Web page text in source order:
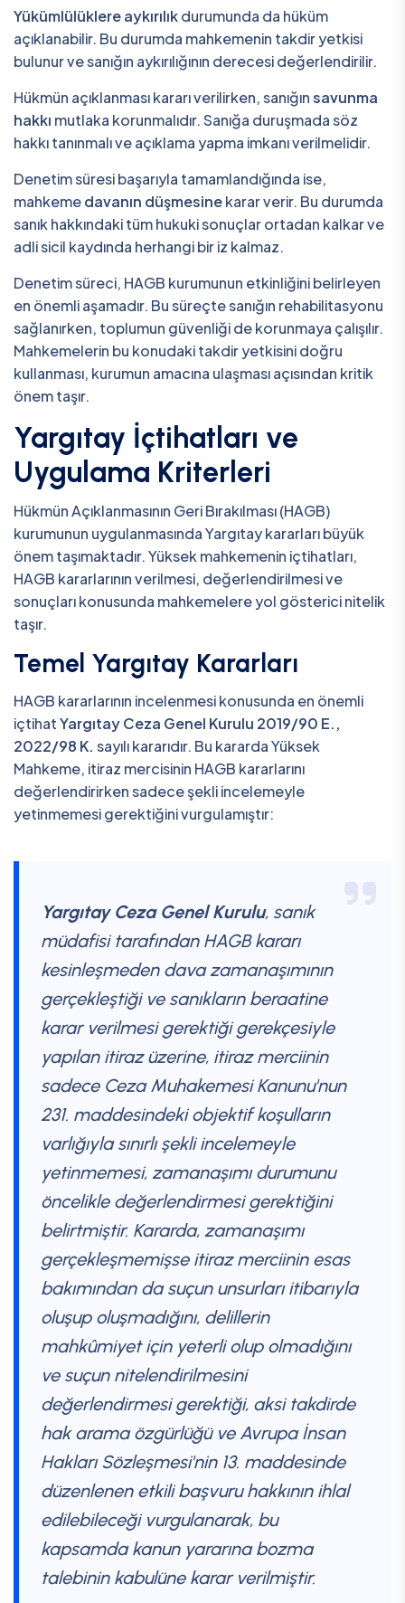
Yükümlülüklere aykırılıkdurumunda da hüküm
açıklanabilir. Bu durumda mahkemenin takdir yetkisi
bulunur ve sanığın aykırılığının derecesi değerlendirilir.
Hükmün açıklanması kararı verilirken, sanığınsavunma
hakkı mutlaka korunmalıdır. Sanığa duruşmada söz
hakkı tanınmalı ve açıklama yapma imkanı verilmelidir.
Denetim süresi başarıyla tamamlandığında ise,
mahkemedavanın düşmesinekarar verir. Bu durumda
sanık hakkındaki tüm hukuki sonuçlar ortadan kalkar ve
adli sicil kaydında herhangi bir iz kalmaz.
Denetim süreci, HAGB kurumunun etkinliğini belirleyen
en önemli aşamadır. Bu süreçte sanığın rehabilitasyonu
sağlanırken, toplumun güvenliği de korunmaya çalışılır.
Mahkemelerin bu konudaki takdir yetkisini doğru
kullanması, kurumun amacına ulaşması açısından kritik
önem taşır.
Yargıtay İçtihatları ve
Uygulama Kriterleri
Hükmün Açıklanmasının Geri Bırakılması (HAGB)
kurumunun uygulanmasında Yargıtay kararları büyük
önem taşımaktadır. Yüksek mahkemenin içtihatları,
HAGB kararlarının verilmesi, değerlendirilmesi ve
sonuçları konusunda mahkemelere yol gösterici nitelik
taşır.
Temel Yargıtay Kararları
HAGB kararlarının incelenmesi konusunda en önemli
içtihatYargıtay Ceza Genel Kurulu 2019/90 E.,
2022/98 K. sayılı kararıdır. Bu kararda Yüksek
Mahkeme, itiraz mercisinin HAGB kararlarını
değerlendirirken sadece şekli incelemeyle
yetinmemesi gerektiğini vurgulamıştır:
Yargıtay Ceza Genel Kurulu, sanık
müdafisi tarafından HAGB kararı
kesinleşmeden dava zamanaşımının
gerçekleştiği ve sanıkların beraatine
karar verilmesi gerektiği gerekçesiyle
yapılan itiraz üzerine, itiraz merciinin
sadece Ceza Muhakemesi Kanunu'nun
231. maddesindeki objektif koşulların
varlığıyla sınırlı şekli incelemeyle
yetinmemesi, zamanaşımı durumunu
öncelikle değerlendirmesi gerektiğini
belirtmiştir. Kararda, zamanaşımı
gerçekleşmemişse itiraz merciinin esas
bakımından da suçun unsurları itibarıyla
oluşup oluşmadığını, delillerin
mahkûmiyet için yeterli olup olmadığını
ve suçun nitelendirilmesini
değerlendirmesi gerektiği, aksi takdirde
hak arama özgürlüğü ve Avrupa İnsan
Hakları Sözleşmesi'nin 13. maddesinde
düzenlenen etkili başvuru hakkının ihlal
edilebileceği vurgulanarak, bu
kapsamda kanun yararına bozma
talebinin kabulüne karar verilmiştir.